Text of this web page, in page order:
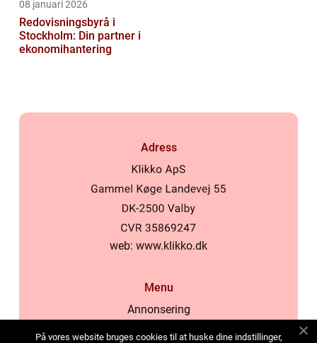
08 januari 2026
Redovisningsbyrå i
Stockholm: Din partner i
ekonomihantering
Adress
web: www.klikko.dk
Menu
Annonsering
På vores website bruges cookies til at huske dine indstillinger,